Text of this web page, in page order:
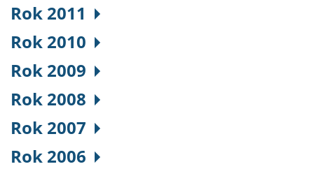
Rok 2011
Rok 2010
Rok 2009
Rok 2008
Rok 2007
Rok 2006